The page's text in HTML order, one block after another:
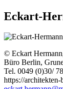
Eckart-
© Eckart
Büro Berlin,
Tel. 0049 (0)30/
https://architekten-